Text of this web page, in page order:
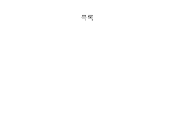
목록